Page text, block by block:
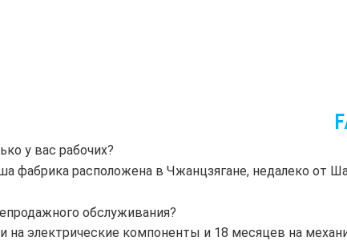
у вас рабочих?
фабрика расположена в Чжанцзягане, недалеко от
обслуживания?
на электрические компоненты и 18 месяцев на